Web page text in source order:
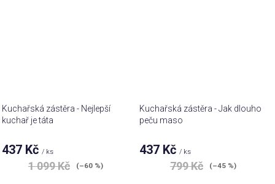
Kuchařská zástěra - Nejlepší
kuchař je táta
437 Kč / ks
1 099 Kč (–60 %)
Kuchařská zástěra - Jak dlouho
peču maso
437 Kč / ks
799 Kč (–45 %)